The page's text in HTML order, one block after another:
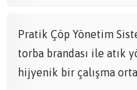
Pratik Çöp Yönetim
torba brandası ile atık
hijyenik bir çalışma